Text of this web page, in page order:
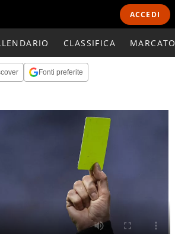
ACCEDI
CLASSIFICA
Fonti preferite